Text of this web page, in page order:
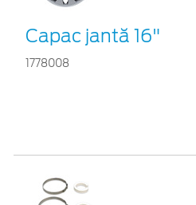
Capac jantă 16"
1778008